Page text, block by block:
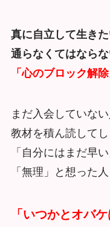
真に自立して生き
通らなくてはなら
「心のブロック解
まだ入会していない
教材を積ん読して
「自分にはまだ早
「無理」と想った人
「いつかとオバ